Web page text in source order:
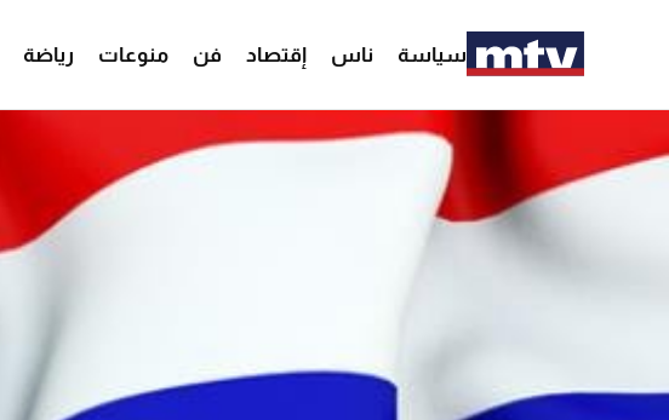
سياسة ناس إقتصاد فن منوعات رياضة